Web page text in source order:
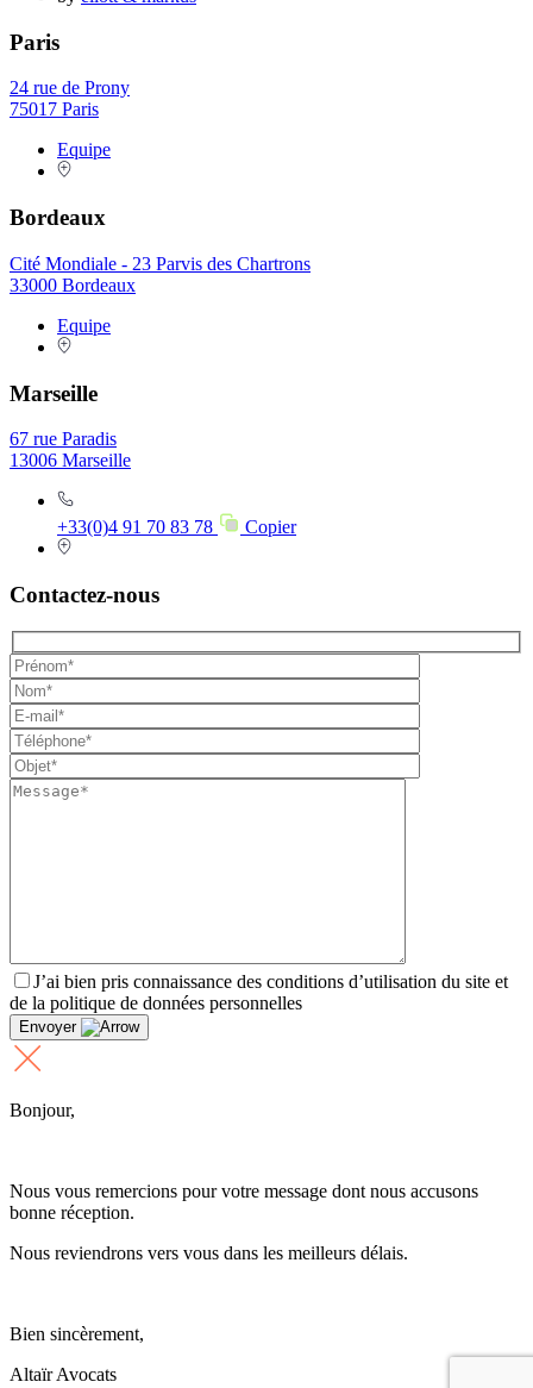
Paris
24 rue de Prony
75017 Paris
Equipe
Bordeaux
Cité Mondiale - 23 Parvis des Chartrons
33000 Bordeaux
Equipe
Marseille
67 rue Paradis
13006 Marseille
+33(0)4 91 70 83 78 Copier
Contactez-nous
J’ai bien pris connaissance des conditions d’utilisation du site et
de la politique de données personnelles
Envoyer
Bonjour,
Nous vous remercions pour votre message dont nous accusons
bonne réception.
Nous reviendrons vers vous dans les meilleurs délais.
Bien sincèrement,
Altaïr Avocats